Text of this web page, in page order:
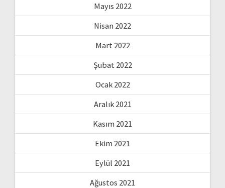
Mayıs 2022
Nisan 2022
Mart 2022
Şubat 2022
Ocak 2022
Aralık 2021
Kasım 2021
Ekim 2021
Eylül 2021
Ağustos 2021